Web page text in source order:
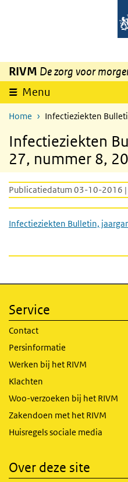
Overslaan en naar de inhoud
RIVM De zorg voor
Menu
Home Infectieziekten
Infectieziekten
27, nummer 8,
Publicatiedatum 03-10-2016
Infectieziekten Bulletin,
Service
Contact
Persinformatie
Werken bij het RIVM
Klachten
Woo-verzoeken bij het RIVM
Zakendoen met het RIVM
Huisregels sociale media
Over deze site